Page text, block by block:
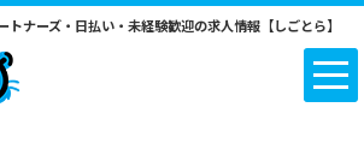
トナーズ・日払い・未経験歓迎の求人情報【しごとら】